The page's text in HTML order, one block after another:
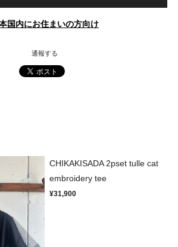
国内にお住まいの方向け
通報する
CHIKAKISADA 2pset tulle cat
embroidery tee
¥31,900